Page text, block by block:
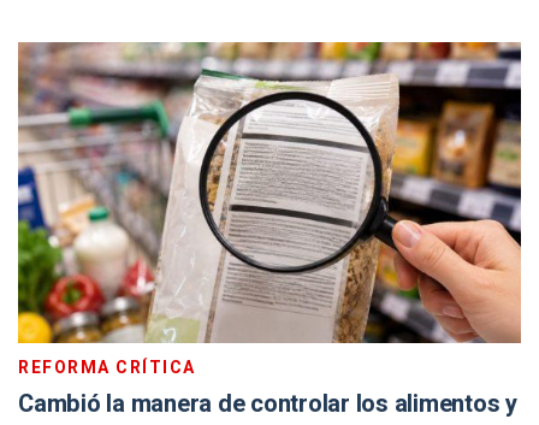
REFORMA CRÍTICA
Cambió la manera de controlar los alimentos y